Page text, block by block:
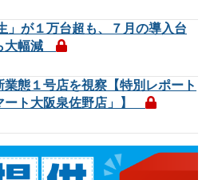
」が１万台超も、７月の導入台
大幅減
業態１号店を視察【特別レポート
ート大阪泉佐野店」】